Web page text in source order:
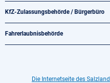
KfZ-Zulassungsbehörde / Bürgerbüro
Fahrerlaubnisbehörde
Die Internetseite des